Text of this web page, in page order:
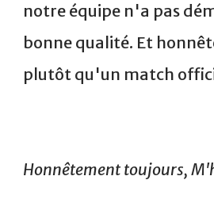
notre équipe n'a pas
bonne qualité. Et
plutôt qu'un match
Honnêtement toujours,